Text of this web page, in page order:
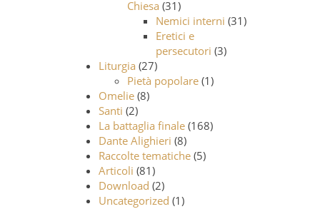
Chiesa (31)
Nemici interni (31)
Eretici e
persecutori (3)
Liturgia (27)
Pietà popolare(1)
Omelie(8)
Santi (2)
La battaglia finale(168)
Dante Alighieri (8)
Raccolte tematiche(5)
Articoli (81)
Download (2)
Uncategorized (1)